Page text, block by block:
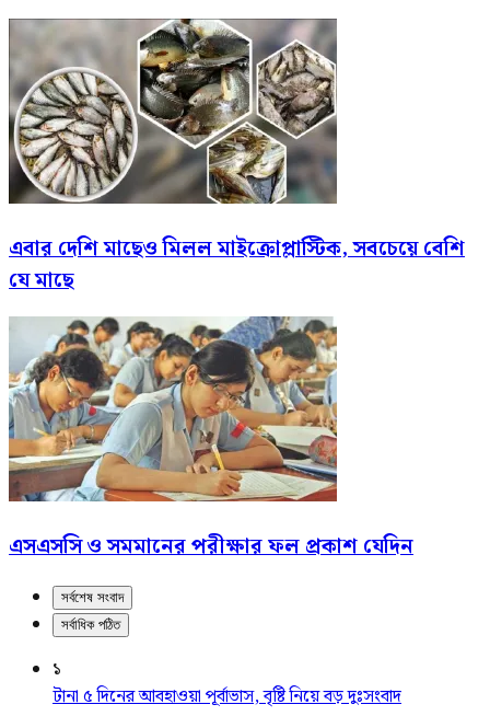
এবার দেশি মাছেও মিলল মাইক্রোপ্লাস্টিক, সবচেয়ে বেশি
যে মাছে
এসএসসি ও সমমানের পরীক্ষার ফল প্রকাশ যেদিন
সর্বশেষ সংবাদ
সর্বাধিক পঠিত
১
টানা ৫ দিনের আবহাওয়া পূর্বাভাস, বৃষ্টি নিয়ে বড় দুঃসংবাদ